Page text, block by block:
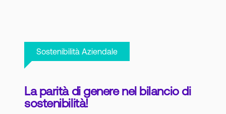
Sostenibilità Aziendale
La parità di genere nel bilancio di
sostenibilità!